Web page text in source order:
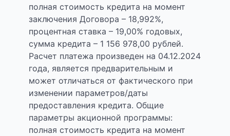
полная стоимость кредита на момент
заключения Договора – 18,992%,
процентная ставка – 19,00% годовых,
сумма кредита – 1 156 978,00 рублей.
Расчет платежа произведен на 04.12.2024
года, является предварительным и
может отличаться от фактического при
изменении параметров/даты
предоставления кредита. Общие
параметры акционной программы:
полная стоимость кредита на момент